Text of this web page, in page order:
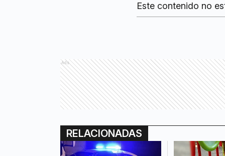
Este contenido no
Ads
RELACIONADAS